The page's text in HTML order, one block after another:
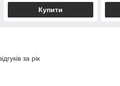
Купити
за рік